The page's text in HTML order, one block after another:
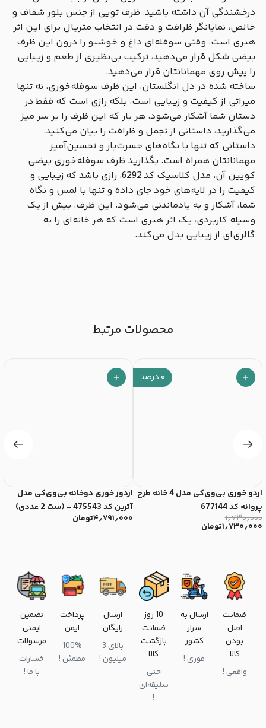
درخشندگی آن داشته باشید. ظرف تویی از جنس بلور شفاف و
خالص، نمایانگر ظرافت و دقت در انتخاب متریال برای این اثر
هنری است. وقتی سوفله‌ای داغ و خوشبو را درون این ظرف
بیضی شکل قرار می‌دهید، ترکیب بی‌نظیری از طعم و زیبایی
را پیش روی مهمانانتان قرار می‌دهید.
ساخته شده در دل انگلستان، این ظرف سوفله‌خوری، نه تنها
میراثی از کیفیت و زیبایی است، بلکه رازی است که فقط در
دستان شما آشکار می‌شود. هر بار که این ظرف را بر سر میز
می‌گذارید، داستانی از تجمل و ظرافت را بیان می‌کنید،
داستانی که تنها با نگاه‌های حسرت‌بار و تحسین‌آمیز
مهمانانتان همراه است. بگذارید ظرف سوفله‌خوری بیضی
کویین آن، مدل کلاسیک کد 6292، رازی باشد که زیبایی و
کیفیت را در لایه‌های خود جای داده و تنها با لمس و نگاه
شما، آشکار و به یادماندنی می‌شود. این ظرف، بیش از یک
وسیله کاربردی، یک اثر هنری است که هر خانه‌ای را به
گالری‌ای از زیبایی بدل می‌کند.
محصولات مرتبط
۰ درصد
اردو خوری بی‌وی‌کی مدل 4 خانه طرح
پروانه کد 677144
۱٫۷۳۰٫۰۰۰
۱٫۷۳۰٫۰۰۰تومان
اردور خوری دوخانه بی‌وی‌کی مدل
آترین کد 475543 - (ست 2 عددی)
۴٫۷۹۱٫۰۰۰تومان
ضمانت
اصل
بودن
کالا
واقعی !
ارسال به
سرار
کشور
فوری !
10 روز
ضمانت
بازگشت
کالا
حتی
سلیقه‌ای
!
ارسال
رایگان
بالای 3
میلیون !
پرداخت
ایمن
100%
مطمئن !
تضمین
ایمنی
مرسولات
خسارات
با ما !